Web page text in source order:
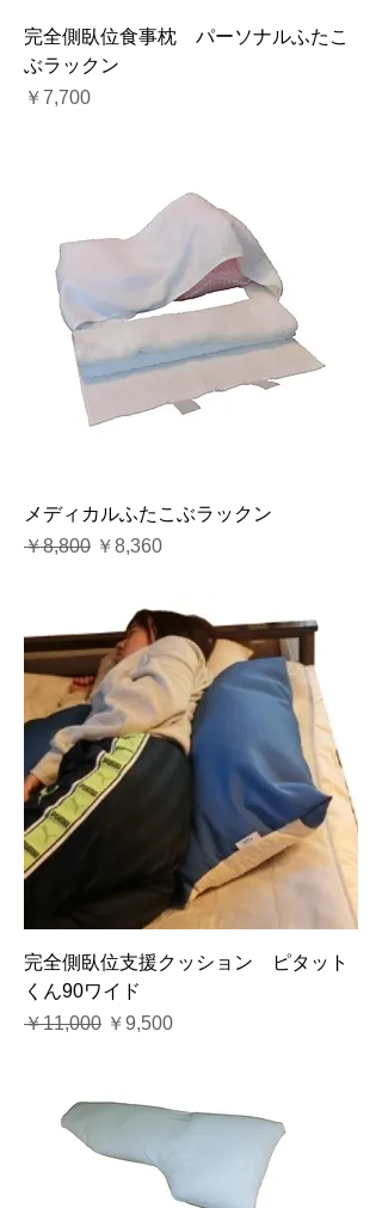
完全側臥位食事枕 パーソナルふたこ
ぶラックン
価格
￥7,700
メディカルふたこぶラックン
通常価格
￥8,800 セール価格
￥8,360
完全側臥位支援クッション ピタット
くん90ワイド
通常価格
￥11,000 セール価格
￥9,500